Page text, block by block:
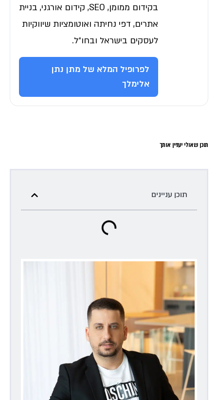
בקידום ממומן, SEO, קידום אורגני, בניית
אתרים, דפי נחיתה ואוטומציות שיווקיות
לעסקים בישראל ובחו״ל.
לפרופיל המלא של מתן נתן
אלימלך
תוכן שאולי יעניין אותך
תוכן עניינים